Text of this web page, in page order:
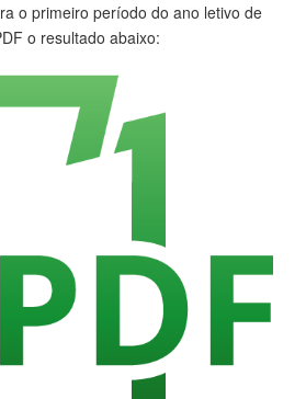
o primeiro período do ano letivo de
o resultado abaixo: